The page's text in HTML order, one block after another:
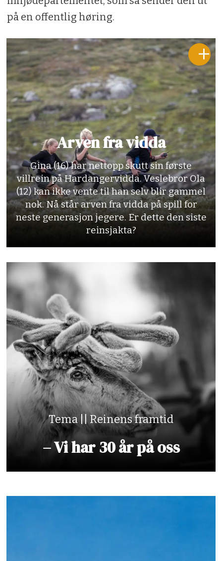
på en offentlig høring.
Arven fra vidda
Gina (16) har nettopp skutt sin første
villrein på Hardangervidda. Veslebror Ola
(12) kan ikke vente til han selv blir gammel
nok. Nå står arven fra vidda på spill for
neste generasjon jegere. Er dette den siste
reinsjakta?
Tema || Reinens framtid
– Vi har 30 år på oss